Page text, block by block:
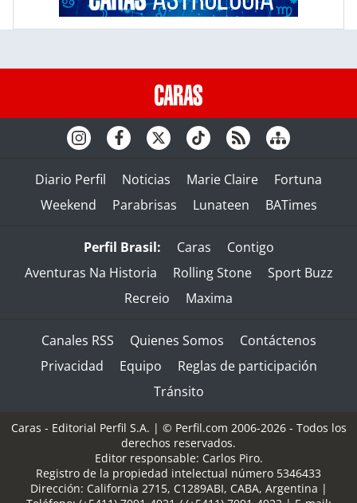
Diario Perfil Noticias Marie Claire
Fortuna
Weekend
Parabrisas Lunateen BATimes
Perfil Brasil: Caras
Contigo
Aventuras Na Historia
Rolling Stone
Sport Buzz
Recreio
Maxima
Canales RSS Quienes Somos
Contáctenos
Privacidad
Equipo
Reglas de participación
Tránsito
Caras - Editorial Perfil S.A. | © Perfil.com 2006-2026 - Todos los
derechos reservados.
Editor responsable: Carlos Piro.
Registro de la propiedad intelectual número 5346433
Dirección: California 2715, C1289ABI, CABA, Argentina |